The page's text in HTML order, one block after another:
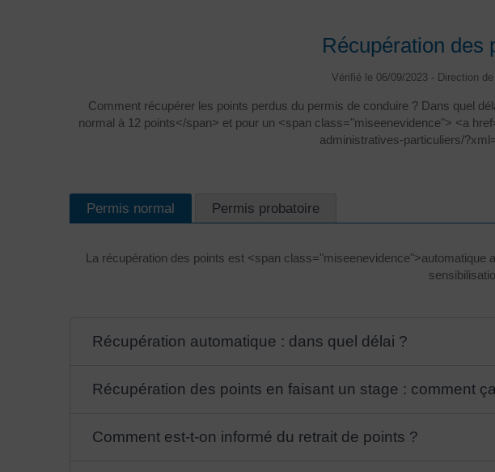
Récupération des
Vérifié le 06/09/2023 - Direction
Comment récupérer les points perdus du permis de conduire ? Dans quel
normal à 12 points</span> et pour un <span class="miseenevidence"> <a
administratives-particuliers/
Permis normal Permis probatoire
La récupération des points est <span
Récupération automatique : dans quel délai ?
Récupération des points en faisant un stage : comment
Comment est-t-on informé du retrait de points ?